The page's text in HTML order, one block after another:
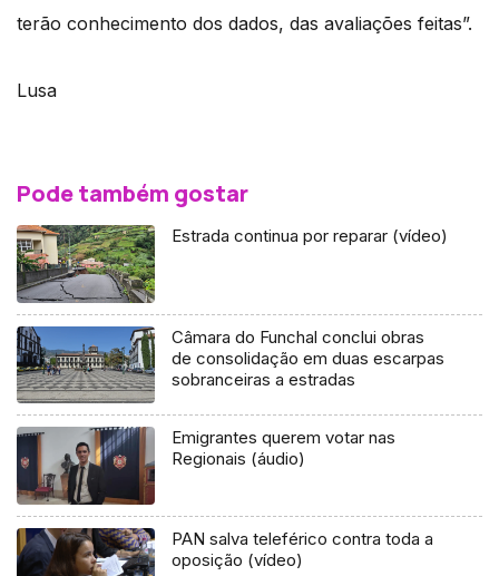
terão conhecimento dos dados, das avaliações feitas”.
Lusa
Pode também gostar
Estrada continua por reparar (vídeo)
Câmara do Funchal conclui obras
de consolidação em duas escarpas
sobranceiras a estradas
Emigrantes querem votar nas
Regionais (áudio)
PAN salva teleférico contra toda a
oposição (vídeo)